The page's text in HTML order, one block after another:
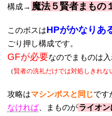
構成→ 魔法５賢者まもの
このボスはHPがかなりあ
ごり押し構成です。
GFが必要なのでまものは入
（賢者の洗礼だけでは対処しきれな
攻略はマシンボスと同じです
なければ 、まものがライオ